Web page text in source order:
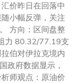
价昨日在回落中
小幅反弹，关注
方向：区间盘整
力 80.32/77.19支
伯对伊拉克境内
政府数据显示，
师观点：原油价